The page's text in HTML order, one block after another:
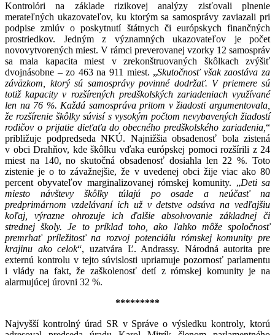
Kontrolóri na základe rizikovej analýzy zisťovali plnenie
merateľných ukazovateľov, ku ktorým sa samosprávy zaviazali pri
podpise zmlúv o poskytnutí štátnych či európskych finančných
prostriedkov. Jedným z významných ukazovateľov je počet
novovytvorených miest. V rámci preverovanej vzorky 12 samospráv
sa mala kapacita miest v zrekonštruovaných škôlkach zvýšiť
dvojnásobne – zo 463 na 911 miest. „Skutočnosť však zaostáva za
záväzkom, ktorý sú samosprávy povinné dodržať. V priemere sú
totiž kapacity v rozšírených predškolských zariadeniach využívané
len na 76 %. Každá samospráva pritom v žiadosti argumentovala,
že rozšírenie škôlky súvisí s vysokým počtom nevybavených žiadostí
rodičov o prijatie dieťaťa do obecného predškolského zariadenia, “
približuje podpredseda NKÚ. Najnižšia obsadenosť bola zistená
v obci Drahňov, kde škôlku vďaka európskej pomoci rozšírili z 24
miest na 140, no skutočná obsadenosť dosiahla len 22 %. Toto
zistenie je o to závažnejšie, že v uvedenej obci žije viac ako 80
percent obyvateľov marginalizovanej rómskej komunity. „Deti sa
miesto návštevy škôlky túlajú po osade a neúčasť na
predprimárnom vzdelávaní ich už v detstve odsúva na vedľajšiu
koľaj, výrazne ohrozuje ich ďalšie absolvovanie základnej či
strednej školy. Je to príklad toho, ako ľahko môže spoločnosť
premrhať príležitosť na rozvoj potenciálu rómskej komunity pre
krajinu ako celok“, uzatvára Ľ. Andrassy. Národná autorita pre
externú kontrolu v tejto súvislosti upriamuje pozornosť parlamentu
i vlády na fakt, že zaškolenosť detí z rómskej komunity je na
alarmujúcej úrovni 32 %.
*********
Najvyšší kontrolný úrad SR v Správe o výsledku kontroly, ktorú